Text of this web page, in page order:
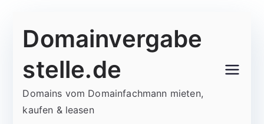
Inhalt
Domainvergabe
stelle.de
Domains vom Domainfachmann mieten,
kaufen & leasen